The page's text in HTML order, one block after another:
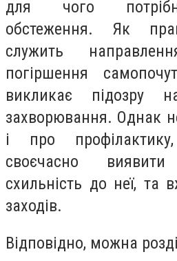
для чого
обстеження. Як
служить
погіршення
викликає
захворювання. Однак
і про
своєчасно
схильність до неї, та
заходів.
Відповідно, можна